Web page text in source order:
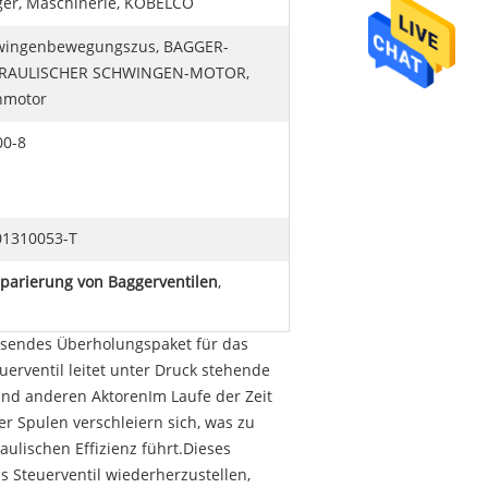
Maschinerie, KOBELCO
BAGGER-
SCHWINGEN-MOTOR,
8
T
von Baggerventilen,
Überholungspaket für das
leitet unter Druck stehende
anderen AktorenIm Laufe der Zeit
Spulen verschleiern sich, was zu
Effizienz führt.Dieses
Steuerventil wiederherzustellen,